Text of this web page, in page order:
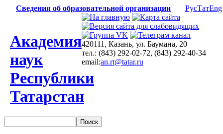
Сведения об образовательной организации РусТатEng
Академия
наук
Республики
Татарстан
420111, Казань, ул. Баумана, 20
тел.: (843) 292-02-72, (843) 292-40-34
email:an.rt@tatar.ru